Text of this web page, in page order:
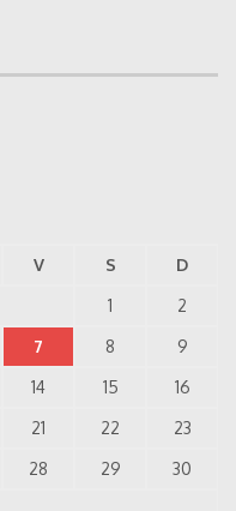
V S
D
1
2
7 8
9
14 15
16
21 22
23
28 29
30